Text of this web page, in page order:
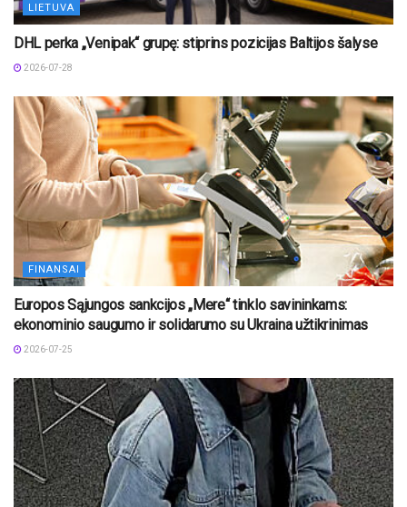
LIETUVA
DHL perka „Venipak“ grupę: stiprins pozicijas Baltijos šalyse
2026-07-28
FINANSAI
Europos Sąjungos sankcijos „Mere“ tinklo savininkams:
ekonominio saugumo ir solidarumo su Ukraina užtikrinimas
2026-07-25